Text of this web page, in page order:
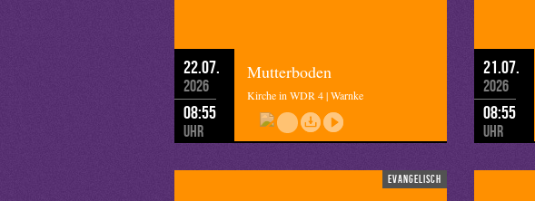
22.07.
2026
08:55
Uhr
Mutterboden
Kirche in WDR 4 | Warnke
21.07.
2026
08:55
Uhr
evangelisch